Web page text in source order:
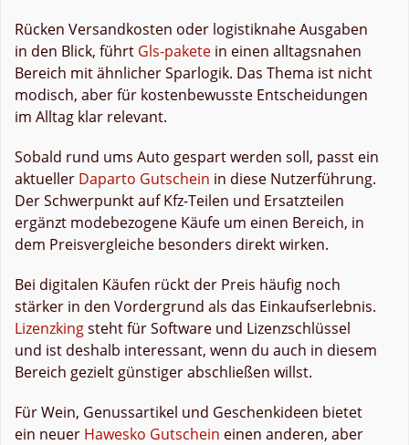
Rücken Versandkosten oder logistiknahe Ausgaben
in den Blick, führt Gls-pakete in einen alltagsnahen
Bereich mit ähnlicher Sparlogik. Das Thema ist nicht
modisch, aber für kostenbewusste Entscheidungen
im Alltag klar relevant.
Sobald rund ums Auto gespart werden soll, passt ein
aktueller Daparto Gutschein in diese Nutzerführung.
Der Schwerpunkt auf Kfz-Teilen und Ersatzteilen
ergänzt modebezogene Käufe um einen Bereich, in
dem Preisvergleiche besonders direkt wirken.
Bei digitalen Käufen rückt der Preis häufig noch
stärker in den Vordergrund als das Einkaufserlebnis.
Lizenzkingsteht für Software und Lizenzschlüssel
und ist deshalb interessant, wenn du auch in diesem
Bereich gezielt günstiger abschließen willst.
Für Wein, Genussartikel und Geschenkideen bietet
ein neuer Hawesko Gutschein einen anderen, aber